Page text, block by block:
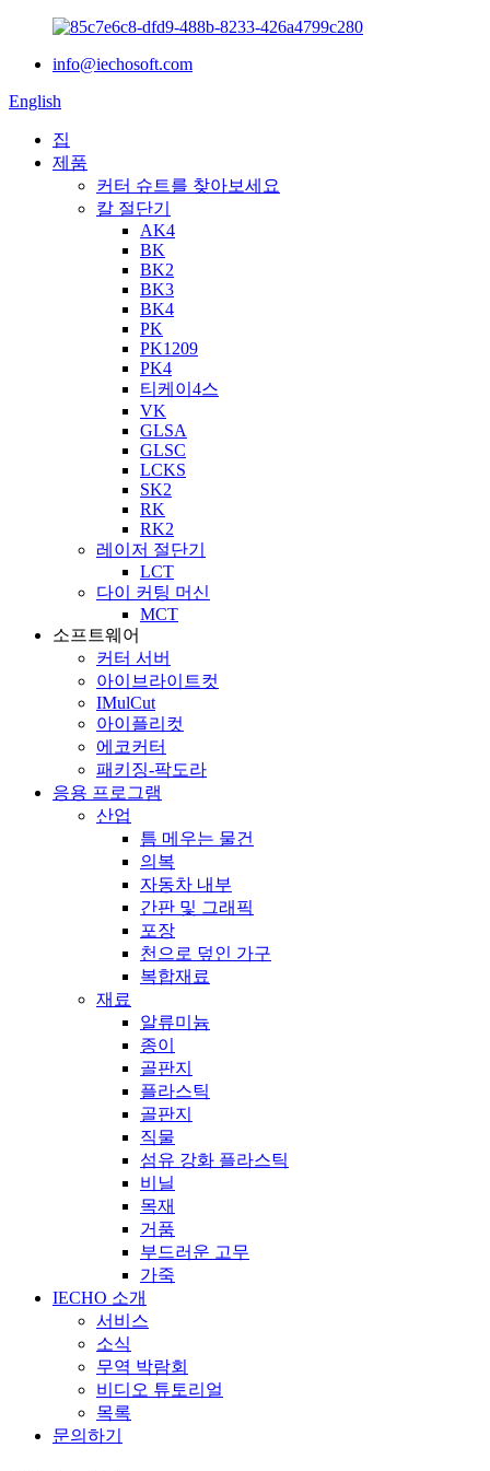
info@iechosoft.com
English
집
제품
커터 슈트를 찾아보세요
칼 절단기
AK4
BK
BK2
BK3
BK4
PK
PK1209
PK4
티케이4스
VK
GLSA
GLSC
LCKS
SK2
RK
RK2
레이저 절단기
LCT
다이 커팅 머신
MCT
소프트웨어
커터 서버
아이브라이트컷
IMulCut
아이플리컷
에코커터
패키징-팍도라
응용 프로그램
산업
틈 메우는 물건
의복
자동차 내부
간판 및 그래픽
포장
천으로 덮인 가구
복합재료
재료
알류미늄
종이
골판지
플라스틱
골판지
직물
섬유 강화 플라스틱
비닐
목재
거품
부드러운 고무
가죽
IECHO 소개
서비스
소식
무역 박람회
비디오 튜토리얼
목록
문의하기